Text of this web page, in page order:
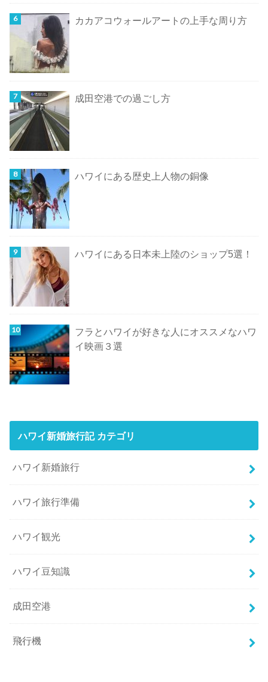
カカアコウォールアートの上手な周り方
成田空港での過ごし方
ハワイにある歴史上人物の銅像
ハワイにある日本未上陸のショップ5選！
フラとハワイが好きな人にオススメなハワ
イ映画３選
ハワイ新婚旅行記 カテゴリ
ハワイ新婚旅行
ハワイ旅行準備
ハワイ観光
ハワイ豆知識
成田空港
飛行機